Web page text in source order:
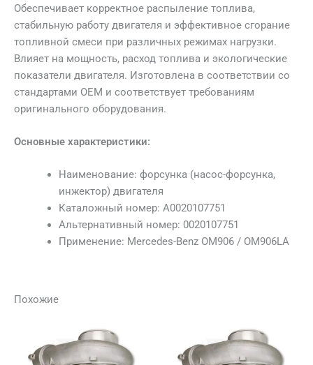
Обеспечивает корректное распыление топлива,
стабильную работу двигателя и эффективное сгорание
топливной смеси при различных режимах нагрузки.
Влияет на мощность, расход топлива и экологические
показатели двигателя. Изготовлена в соответствии со
стандартами OEM и соответствует требованиям
оригинального оборудования.
Основные характеристики:
Наименование: форсунка (насос-форсунка,
инжектор) двигателя
Каталожный номер: A0020107751
Альтернативный номер: 0020107751
Применение: Mercedes-Benz OM906 / OM906LA
Похожие